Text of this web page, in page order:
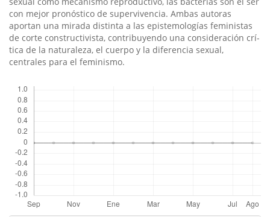
con mejor pronóstico de supervivencia. Ambas autoras
aportan una mirada distinta a las epistemologí­as feministas
de corte constructivista, contribuyendo una consideración crí­
tica de la naturaleza, el cuerpo y la diferencia sexual,
centrales para el feminismo.